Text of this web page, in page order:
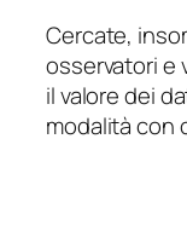
Cercate,
osservatori e
il valore dei
modalità con